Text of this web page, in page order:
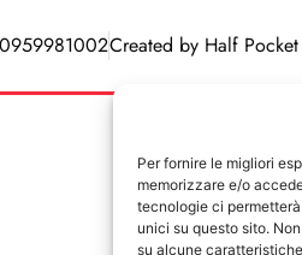
Per fornire le migliori
memorizzare e/o
tecnologie ci
unici su questo sito.
su alcune
Created by Half Pocket